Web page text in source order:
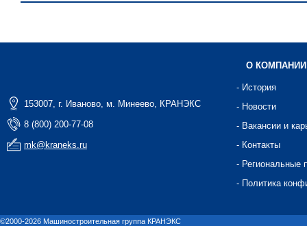
153007, г. Иваново, м. Минеево, КРАНЭКС
8 (800) 200-77-08
mk@kraneks.ru
О КОМПАНИИ
- История
- Новости
- Вакансии и
- Контакты
- Региональные
- Политика
©2000-2026 Машиностроительная группа КРАНЭКС